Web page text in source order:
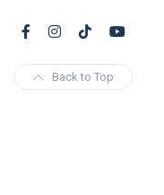
Back to Top